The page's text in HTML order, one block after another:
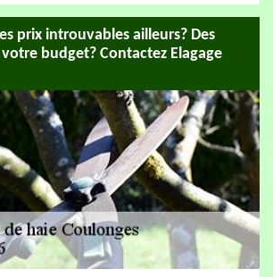
prix introuvables ailleurs? Des
budget? Contactez Elagage